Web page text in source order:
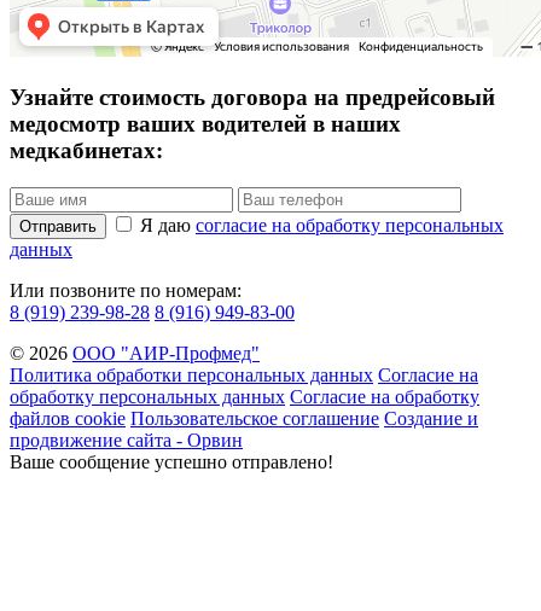
Узнайте стоимость договора на предрейсовый
медосмотр ваших водителей в наших
медкабинетах:
Отправить Я даю согласие на обработку персональных
данных
Или позвоните по номерам:
8 (919) 239-98-28 8 (916) 949-83-00
© 2026 ООО "АИР-Профмед"
Политика обработки персональных данных Согласие на
обработку персональных данных Согласие на обработку
файлов cookie Пользовательское соглашение Создание и
продвижение сайта - Орвин
Ваше сообщение успешно отправлено!